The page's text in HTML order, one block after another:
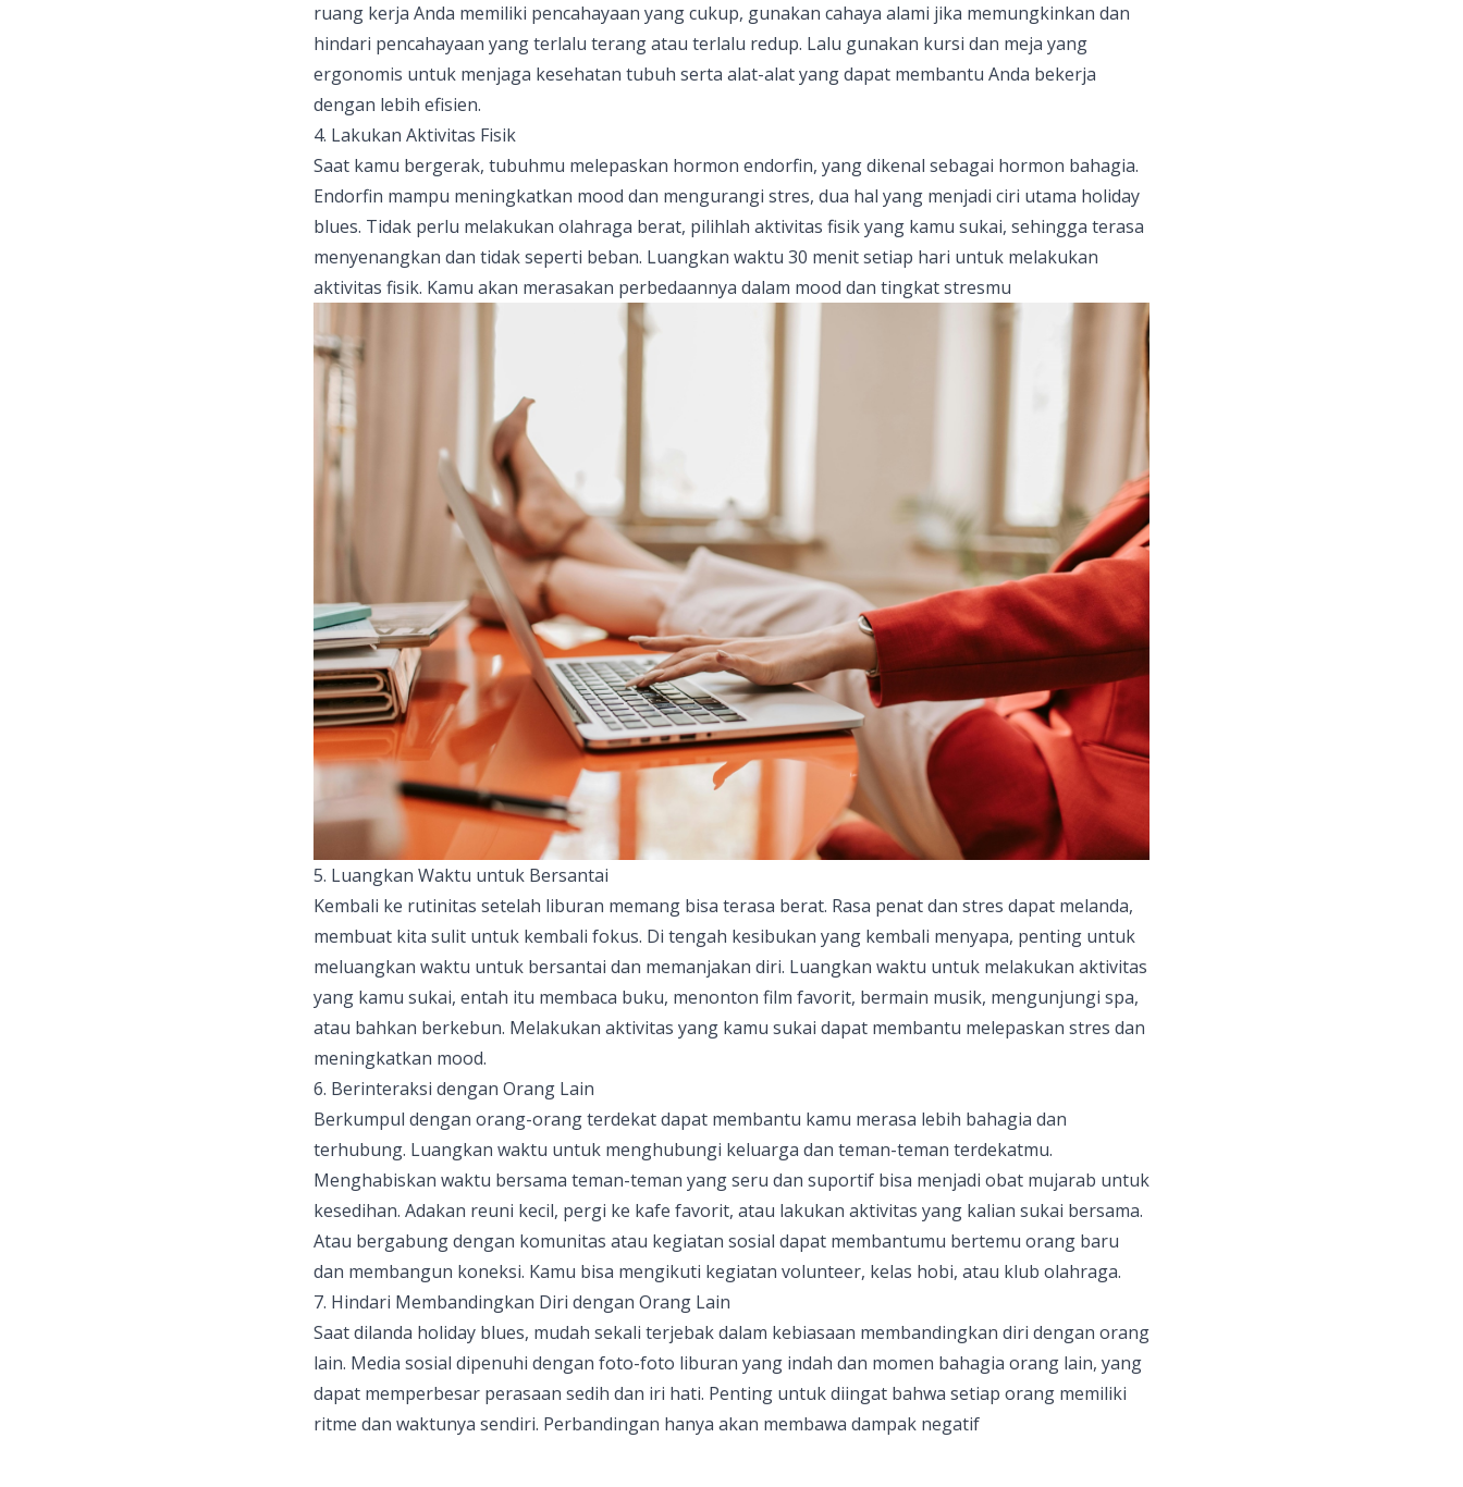
ruang kerja Anda memiliki pencahayaan yang cukup, gunakan cahaya alami jika memungkinkan dan
hindari pencahayaan yang terlalu terang atau terlalu redup. Lalu gunakan kursi dan meja yang
ergonomis untuk menjaga kesehatan tubuh serta alat-alat yang dapat membantu Anda bekerja
dengan lebih efisien.
4. Lakukan Aktivitas Fisik
Saat kamu bergerak, tubuhmu melepaskan hormon endorfin, yang dikenal sebagai hormon bahagia.
Endorfin mampu meningkatkan mood dan mengurangi stres, dua hal yang menjadi ciri utama holiday
blues. Tidak perlu melakukan olahraga berat, pilihlah aktivitas fisik yang kamu sukai, sehingga terasa
menyenangkan dan tidak seperti beban. Luangkan waktu 30 menit setiap hari untuk melakukan
aktivitas fisik. Kamu akan merasakan perbedaannya dalam mood dan tingkat stresmu
5. Luangkan Waktu untuk Bersantai
Kembali ke rutinitas setelah liburan memang bisa terasa berat. Rasa penat dan stres dapat melanda,
membuat kita sulit untuk kembali fokus. Di tengah kesibukan yang kembali menyapa, penting untuk
meluangkan waktu untuk bersantai dan memanjakan diri. Luangkan waktu untuk melakukan aktivitas
yang kamu sukai, entah itu membaca buku, menonton film favorit, bermain musik, mengunjungi spa,
atau bahkan berkebun. Melakukan aktivitas yang kamu sukai dapat membantu melepaskan stres dan
meningkatkan mood.
6. Berinteraksi dengan Orang Lain
Berkumpul dengan orang-orang terdekat dapat membantu kamu merasa lebih bahagia dan
terhubung. Luangkan waktu untuk menghubungi keluarga dan teman-teman terdekatmu.
Menghabiskan waktu bersama teman-teman yang seru dan suportif bisa menjadi obat mujarab untuk
kesedihan. Adakan reuni kecil, pergi ke kafe favorit, atau lakukan aktivitas yang kalian sukai bersama.
Atau bergabung dengan komunitas atau kegiatan sosial dapat membantumu bertemu orang baru
dan membangun koneksi. Kamu bisa mengikuti kegiatan volunteer, kelas hobi, atau klub olahraga.
7. Hindari Membandingkan Diri dengan Orang Lain
Saat dilanda holiday blues, mudah sekali terjebak dalam kebiasaan membandingkan diri dengan orang
lain. Media sosial dipenuhi dengan foto-foto liburan yang indah dan momen bahagia orang lain, yang
dapat memperbesar perasaan sedih dan iri hati. Penting untuk diingat bahwa setiap orang memiliki
ritme dan waktunya sendiri. Perbandingan hanya akan membawa dampak negatif